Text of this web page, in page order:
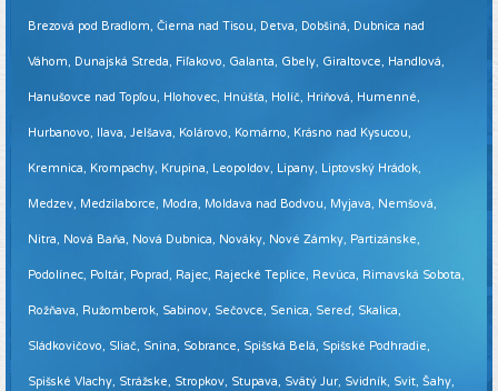
Brezová pod Bradlom, Čierna nad Tisou, Detva, Dobšiná, Dubnica nad
Váhom, Dunajská Streda, Fiľakovo, Galanta, Gbely, Giraltovce, Handlová,
Hanušovce nad Topľou, Hlohovec, Hnúšťa, Holíč, Hriňová, Humenné,
Hurbanovo, Ilava, Jelšava, Kolárovo, Komárno, Krásno nad Kysucou,
Kremnica, Krompachy, Krupina, Leopoldov, Lipany, Liptovský Hrádok,
Medzev, Medzilaborce, Modra, Moldava nad Bodvou, Myjava, Nemšová,
Nitra, Nová Baňa, Nová Dubnica, Nováky, Nové Zámky, Partizánske,
Podolínec, Poltár, Poprad, Rajec, Rajecké Teplice, Revúca, Rimavská Sobota,
Rožňava, Ružomberok, Sabinov, Sečovce, Senica, Sereď, Skalica,
Sládkovičovo, Sliač, Snina, Sobrance, Spišská Belá, Spišské Podhradie,
Spišské Vlachy, Strážske, Stropkov, Stupava, Svätý Jur, Svidník, Svit, Šahy,